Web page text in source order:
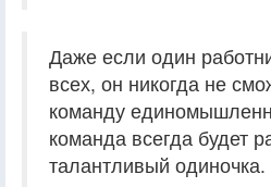
Даже если один
всех, он никогда не
команду
команда всегда будет
талантливый одиночка.